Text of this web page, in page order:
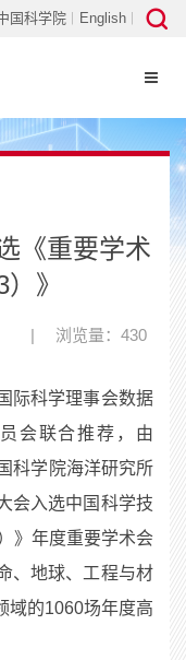
国科学院 English
《重要学术
》
浏览量：430
际科学理事会数据
会联合推荐，由
科学院海洋研究所
会入选中国科学技
》年度重要学术会
、地球、工程与材
域的1060场年度高